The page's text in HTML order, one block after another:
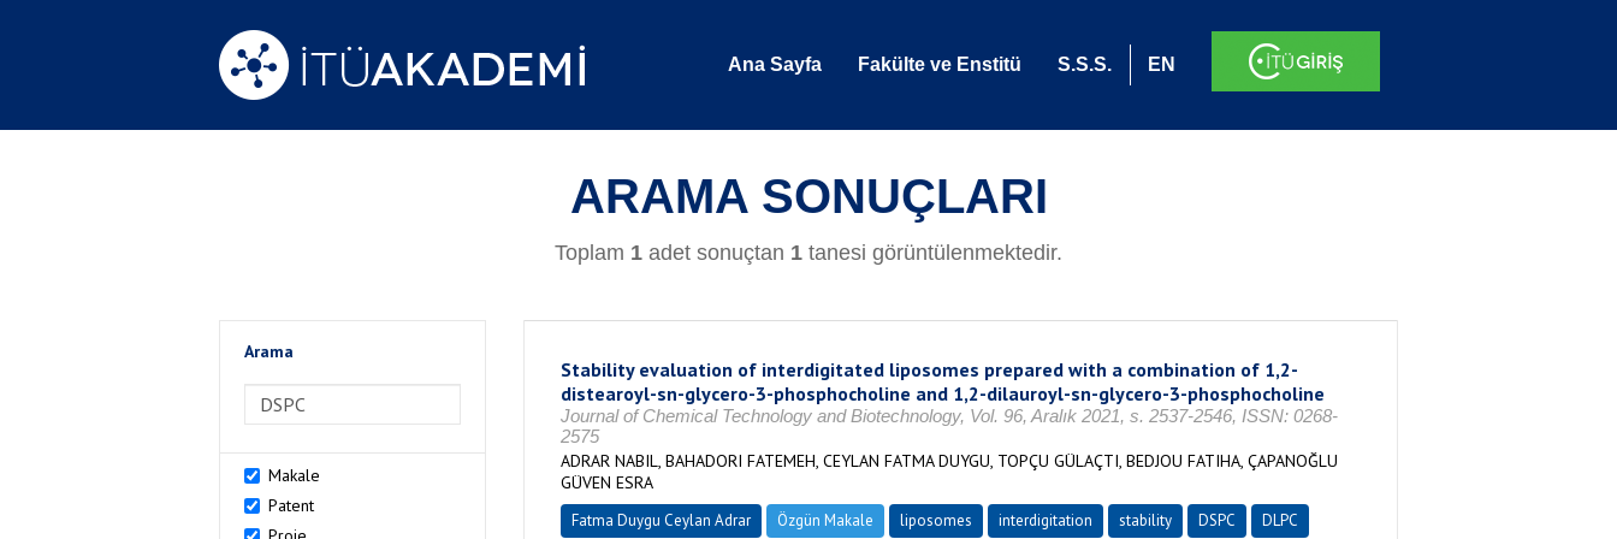
Ana Sayfa Fakülte ve Enstitü S.S.S. EN
ARAMA SONUÇLARI
Toplam 1 adet sonuçtan 1 tanesi görüntülenmektedir.
Arama
Makale
Patent
Stability evaluation of interdigitated liposomes prepared with a combination of 1,2-
distearoyl-sn-glycero-3-phosphocholine and 1,2-dilauroyl-sn-glycero-3-phosphocholine
Journal of Chemical Technology and Biotechnology, Vol. 96, Aralık 2021, s. 2537-2546, ISSN: 0268-
2575
ADRAR NABIL, BAHADORI FATEMEH, CEYLAN FATMA DUYGU, TOPÇU GÜLAÇTI, BEDJOU FATIHA, ÇAPANOĞLU
GÜVEN ESRA
Fatma Duygu Ceylan Adrar Özgün Makale liposomes interdigitation stability DSPC DLPC